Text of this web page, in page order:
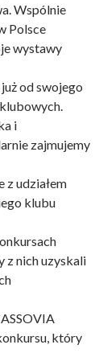
Wspólnie
Polsce
wystawy
od swojego
i
zajmujemy
z udziałem
klubu
z nich uzyskali
który